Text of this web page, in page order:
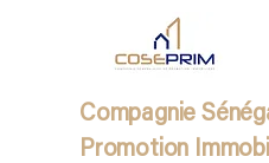
Compagnie
Promotion